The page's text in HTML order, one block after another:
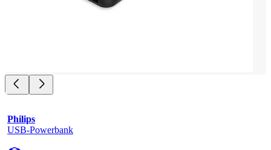
Philips
USB-Powerbank